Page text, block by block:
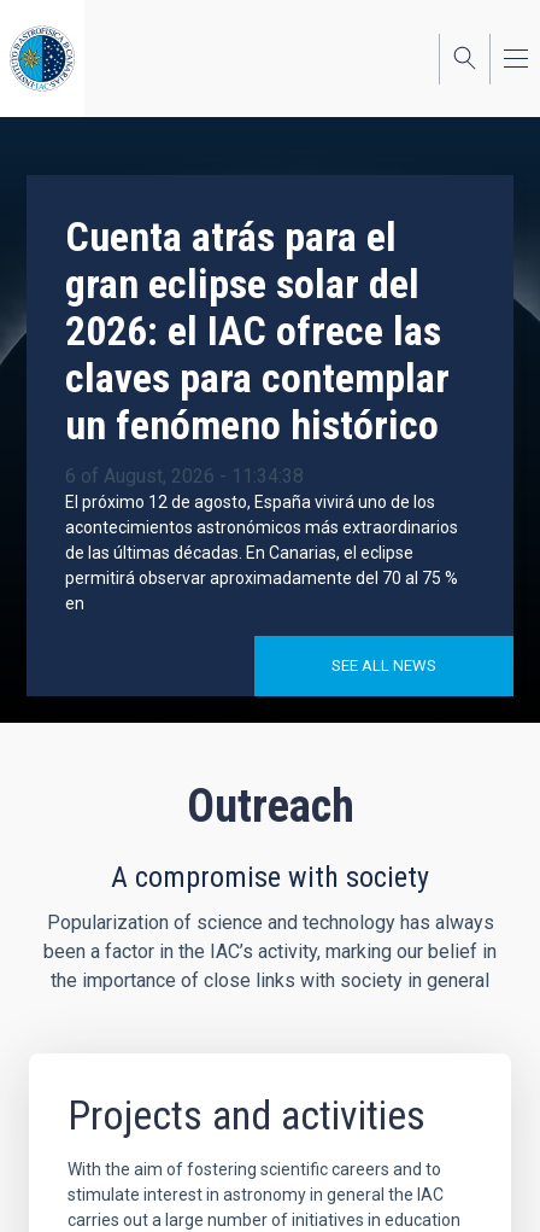
to
main
content
Cuenta atrás para el
gran eclipse solar del
2026: el IAC ofrece las
claves para contemplar
un fenómeno histórico
6 of August, 2026 - 11:34:38
El próximo 12 de agosto, España vivirá uno de los
acontecimientos astronómicos más extraordinarios
de las últimas décadas. En Canarias, el eclipse
permitirá observar aproximadamente del 70 al 75 %
en
SEE ALL NEWS
Outreach
A compromise with society
Popularization of science and technology has always
been a factor in the IAC’s activity, marking our belief in
the importance of close links with society in general
Projects and activities
With the aim of fostering scientific careers and to
stimulate interest in astronomy in general the IAC
carries out a large number of initiatives in education